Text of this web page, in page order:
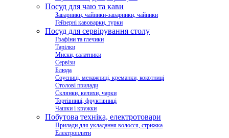
Посуд для чаю та кави
Заварники, чайники-заварники, чайники
Гейзерні кавоварки, турки
Посуд для сервірування столу
Графіни та глечики
Тарілки
Миски, салатники
Сервізи
Блюда
Соусниці, менажниці, креманки, кокотниці
Столові прилади
Склянки, келихи, чарки
Тортівниці, фруктівниці
Чашки і кружки
Побутова техніка, електротовари
Прилади для укладання волосся, стрижка
Електроплити